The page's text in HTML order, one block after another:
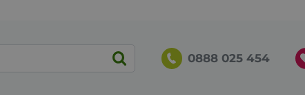
0888 025 454